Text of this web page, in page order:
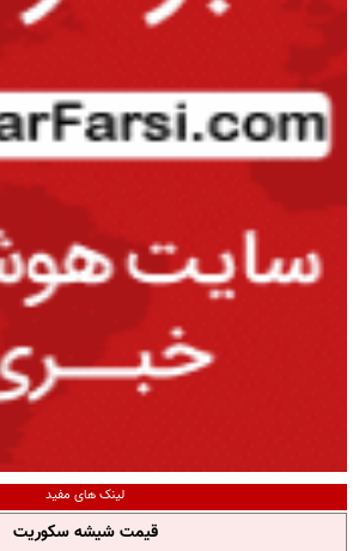
لینک های مفید
قیمت شیشه سکوریت